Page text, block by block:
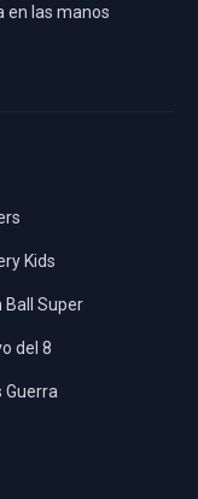
en las manos
Kids
Ball Super
del 8
Guerra